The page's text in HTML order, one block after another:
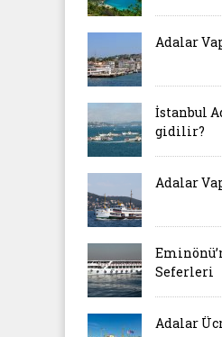
Adalar
İstanbul
gidilir?
Adalar
Seferleri
Adalar